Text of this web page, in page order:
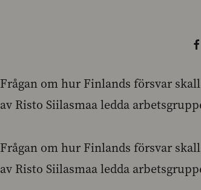
Frågan om hur Finlands försvar
av Risto Siilasmaa ledda
Frågan om hur Finlands försvar
av Risto Siilasmaa ledda